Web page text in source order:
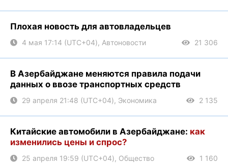
Плохая новость для автовладельцев
4 мая 17:14 (UTC+04), Автоновости 21 306
В Азербайджане меняются правила подачи
данных о ввозе транспортных средств
29 апреля 21:48 (UTC+04), Экономика 2 135
Китайские автомобили в Азербайджане: как
изменились цены и спрос?
25 апреля 19:59 (UTC+04), Общество 1 160